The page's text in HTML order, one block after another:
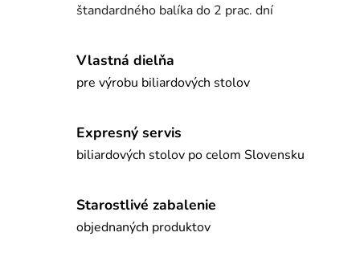
štandardného balíka do 2 prac. dní
Vlastná dielňa
pre výrobu biliardových stolov
Expresný servis
biliardových stolov po celom Slovensku
Starostlivé zabalenie
objednaných produktov